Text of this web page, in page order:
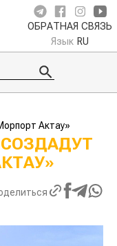
ОБРАТНАЯ СВЯЗЬ
Язык RU
Актау»